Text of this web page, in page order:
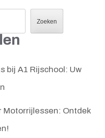
Zoeken
bij A1 Rijschool: Uw
Motorrijlessen: Ontdek